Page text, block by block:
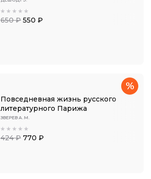
650 ₽ 550 ₽
Повседневная жизнь русского
литературного Парижа
ЗВЕРЕВ А. М.
424 ₽ 770 ₽
%